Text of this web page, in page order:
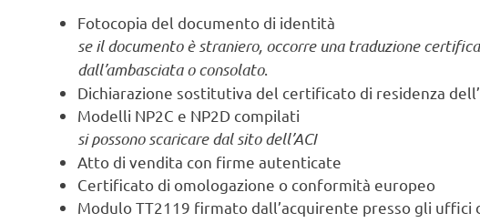
Fotocopia del documento di identità
se il documento è straniero, occorre una traduzione
dall’ambasciata o consolato.
Dichiarazione sostitutiva del certificato di residenza
Modelli NP2C e NP2D compilati
si possono scaricare dal sito dell’ACI
Atto di vendita con firme autenticate
Certificato di omologazione o conformità europeo
Modulo TT2119 firmato dall’acquirente presso gli uffici